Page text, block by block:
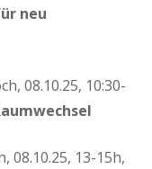
neu
08.10.25, 10:30-
08.10.25, 13-15h,